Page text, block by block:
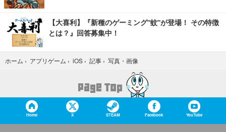
【大喜利】『新種のゲーミング“蚊”が登場！ その特徴
とは？』回答募集中！
ホーム › アプリゲーム › iOS › 記事 › 写真・画像
Home X STEAM Facebook YouTube